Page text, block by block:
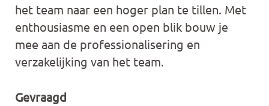
het team naar een hoger plan te tillen. Met
enthousiasme en een open blik bouw je
mee aan de professionalisering en
verzakelijking van het team.
Gevraagd